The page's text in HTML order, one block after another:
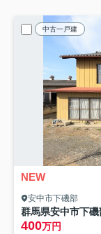
中古一戸建
NEW
安中市下磯部
400万円